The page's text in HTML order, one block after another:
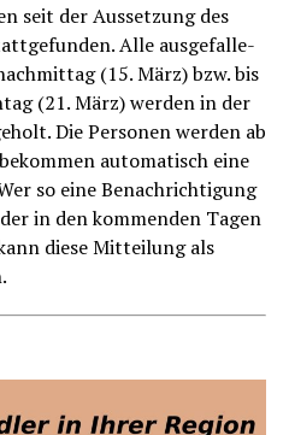
seit der Aus­set­zung des
Alle aus­ge­fal­le­
(15. März) bzw. bis
(21. März) wer­den in der
Die Per­so­nen wer­den ab
auto­ma­tisch eine
so eine Benach­rich­ti­gung
in den kom­men­den Tagen
die­se Mit­tei­lung als